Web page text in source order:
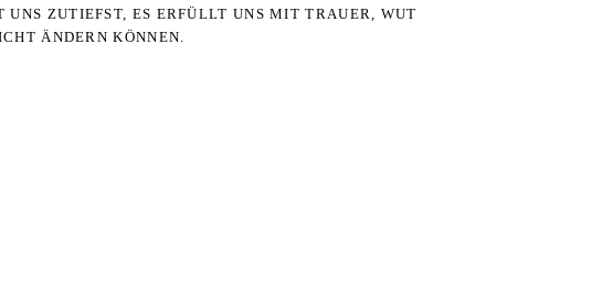
ZUTIEFST, ES ERFÜLLT UNS MIT TRAUER, WUT
ÄNDERN KÖNNEN.